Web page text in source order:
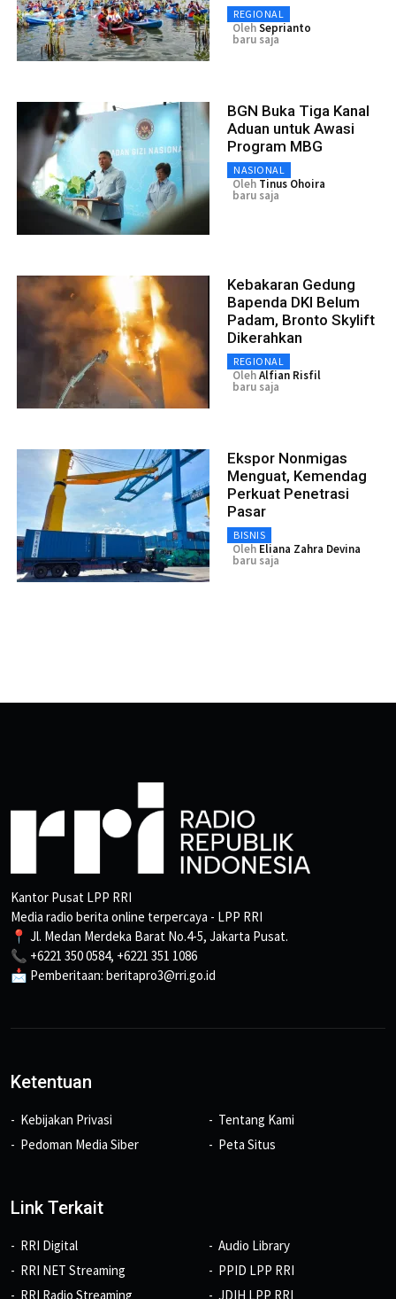
REGIONAL
OlehSeprianto
baru saja
BGN Buka Tiga Kanal
Aduan untuk Awasi
Program MBG
NASIONAL
Oleh Tinus Ohoira
baru saja
Kebakaran Gedung
Bapenda DKI Belum
Padam, Bronto Skylift
Dikerahkan
REGIONAL
OlehAlfian Risfil
baru saja
Ekspor Nonmigas
Menguat, Kemendag
Perkuat Penetrasi
Pasar
BISNIS
Oleh Eliana Zahra Devina
baru saja
Kantor Pusat LPP RRI
Media radio berita online terpercaya - LPP RRI
📍 Jl. Medan Merdeka Barat No.4-5, Jakarta Pusat.
📞 +6221 350 0584, +6221 351 1086
📩 Pemberitaan: beritapro3@rri.go.id
Ketentuan
Kebijakan Privasi
Pedoman Media Siber
Tentang Kami
Peta Situs
Link Terkait
RRI Digital
RRI NET Streaming
RRI Radio Streaming
Audio Library
PPID LPP RRI
JDIH LPP RRI